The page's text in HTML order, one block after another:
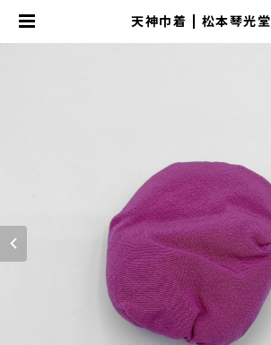
天神巾着 | 松本琴光堂